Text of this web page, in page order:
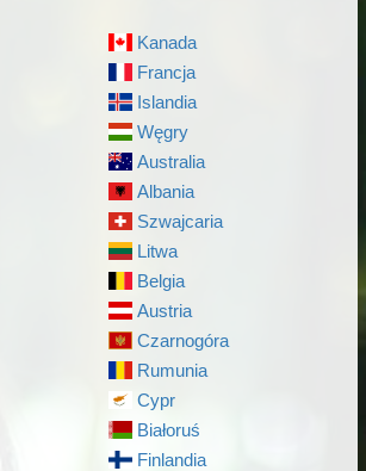
Kanada
Francja
Islandia
Węgry
Australia
Albania
Szwajcaria
Litwa
Belgia
Austria
Czarnogóra
Rumunia
Cypr
Białoruś
Finlandia